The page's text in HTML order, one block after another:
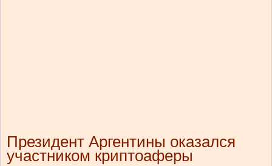
Президент Аргентины оказался
участником криптоаферы